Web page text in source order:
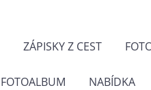
ZÁPISKY Z CEST
FOTOALBUM NABÍDKA